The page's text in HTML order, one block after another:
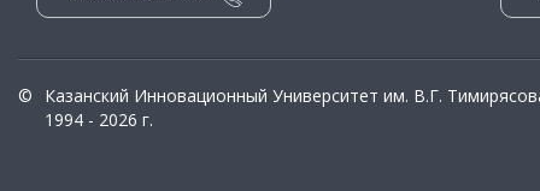
©
Казанский Инновационный Университет им. В.Г.
1994 - 2026 г.